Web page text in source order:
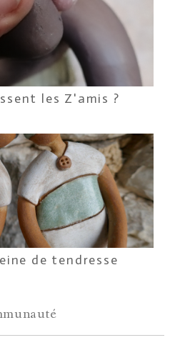
les Z'amis ?
de tendresse